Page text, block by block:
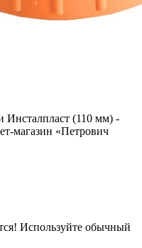
Инсталпласт (110 мм) -
магазин «Петрович
Используйте обычный